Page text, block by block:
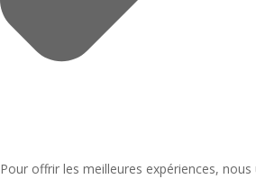
Pour offrir les meilleures expériences, nous